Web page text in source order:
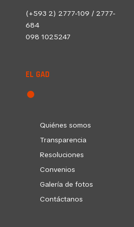
(+593 2) 2777-109 / 2777-
684
098 1025247
EL GAD
Quiénes somos
Transparencia
Resoluciones
Convenios
Galería de fotos
Contáctanos